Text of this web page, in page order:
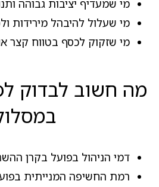
מי שמעדיף יציבות גבוהה
מי שעלול להיבהל מירידות
מי שזקוק לכסף בטווח קצר או
מה חשוב לבדוק
דמי הניהול בפועל בקרן
רמת החשיפה המנייתית